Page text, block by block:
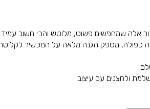
כפולה, מספק הגנה מלאה על המכשיר